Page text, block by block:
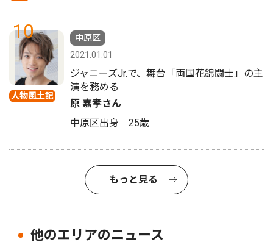
10
人物風土記
中原区
2021.01.01
ジャニーズJr.で、舞台「両国花錦闘士」の主
演を務める
原 嘉孝さん
中原区出身 25歳
もっと見る
他のエリアのニュース